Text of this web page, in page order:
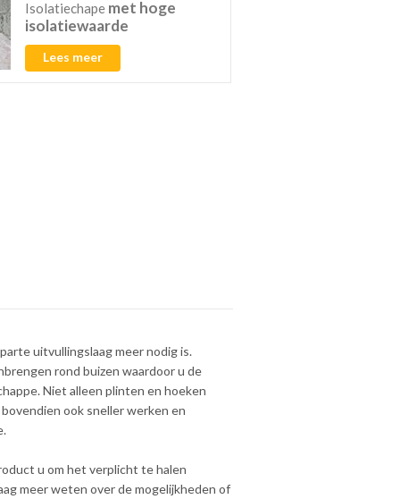
Isolatiechape met hoge
isolatiewaarde
Lees meer
uitvullingslaag meer nodig is.
rond buizen waardoor u de
Niet alleen plinten en hoeken
ook sneller werken en
u om het verplicht te halen
meer weten over de mogelijkheden of